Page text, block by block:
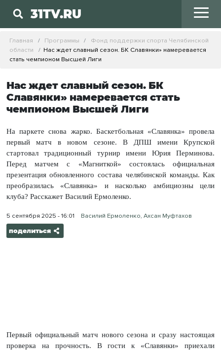
31TV.RU
Главная Программы
Фонд поддержки спорта Челябинской
области
Нас ждет славный сезон. БК Славянки» намеревается
стать чемпионом Высшей Лиги
Нас ждет славный сезон. БК
Славянки» намеревается стать
чемпионом Высшей Лиги
На паркете снова жарко. Баскетбольная «Славянка» провела
первый матч в новом сезоне. В ДПШ имени Крупской
стартовал традиционный турнир имени Юрия Перминова.
Перед матчем с «Магниткой» состоялась официальная
презентация обновленного состава челябинской команды. Как
преобразилась «Славянка» и насколько амбициозны цели
клуба? Расскажет Василий Ермоленко.
5 сентября 2025 - 16:01 Василий Ермоленко, Ахсан Муфтахов
поделиться
Первый официальный матч нового сезона и сразу настоящая
проверка на прочность. В гости к «Славянки» приехали